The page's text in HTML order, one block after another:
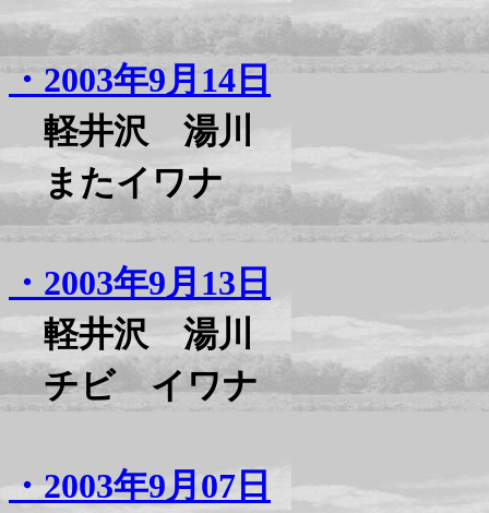
・2003年9月14日
軽井沢 湯川
またイワナ
・2003年9月13日
軽井沢 湯川
チビ イワナ
・2003年9月07日